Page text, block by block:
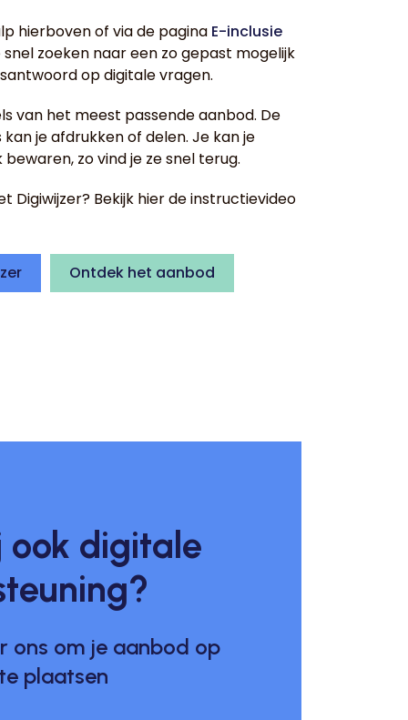
hierboven of via de pagina E-inclusie
zoeken naar een zo gepast mogelijk
op digitale vragen.
van het meest passende aanbod. De
je afdrukken of delen. Je kan je
zo vind je ze snel terug.
Digiwijzer? Bekijk hier de instructievideo
Ontdek het aanbod
ook digitale
ons om je aanbod op
plaatsen